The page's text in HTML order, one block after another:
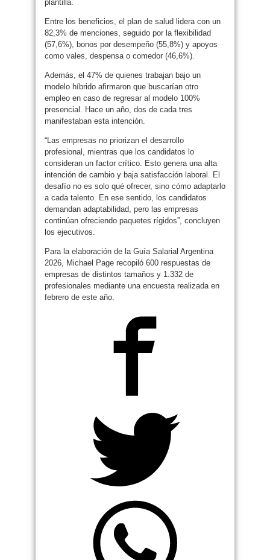
plantilla.
Entre los beneficios, el plan de salud lidera con un
82,3% de menciones, seguido por la flexibilidad
(57,6%), bonos por desempeño (55,8%) y apoyos
como vales, despensa o comedor (46,6%).
Además, el 47% de quienes trabajan bajo un
modelo híbrido afirmaron que buscarían otro
empleo en caso de regresar al modelo 100%
presencial. Hace un año, dos de cada tres
manifestaban esta intención.
“Las empresas no priorizan el desarrollo
profesional, mientras que los candidatos lo
consideran un factor crítico. Esto genera una alta
intención de cambio y baja satisfacción laboral. El
desafío no es solo qué ofrecer, sino cómo adaptarlo
a cada talento. En ese sentido, los candidatos
demandan adaptabilidad, pero las empresas
continúan ofreciendo paquetes rígidos”, concluyen
los ejecutivos.
Para la elaboración de la Guía Salarial Argentina
2026, Michael Page recopiló 600 respuestas de
empresas de distintos tamaños y 1.332 de
profesionales mediante una encuesta realizada en
febrero de este año.